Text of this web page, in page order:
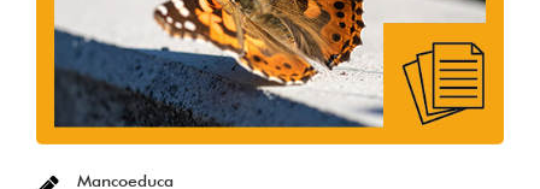
Mancoeduca